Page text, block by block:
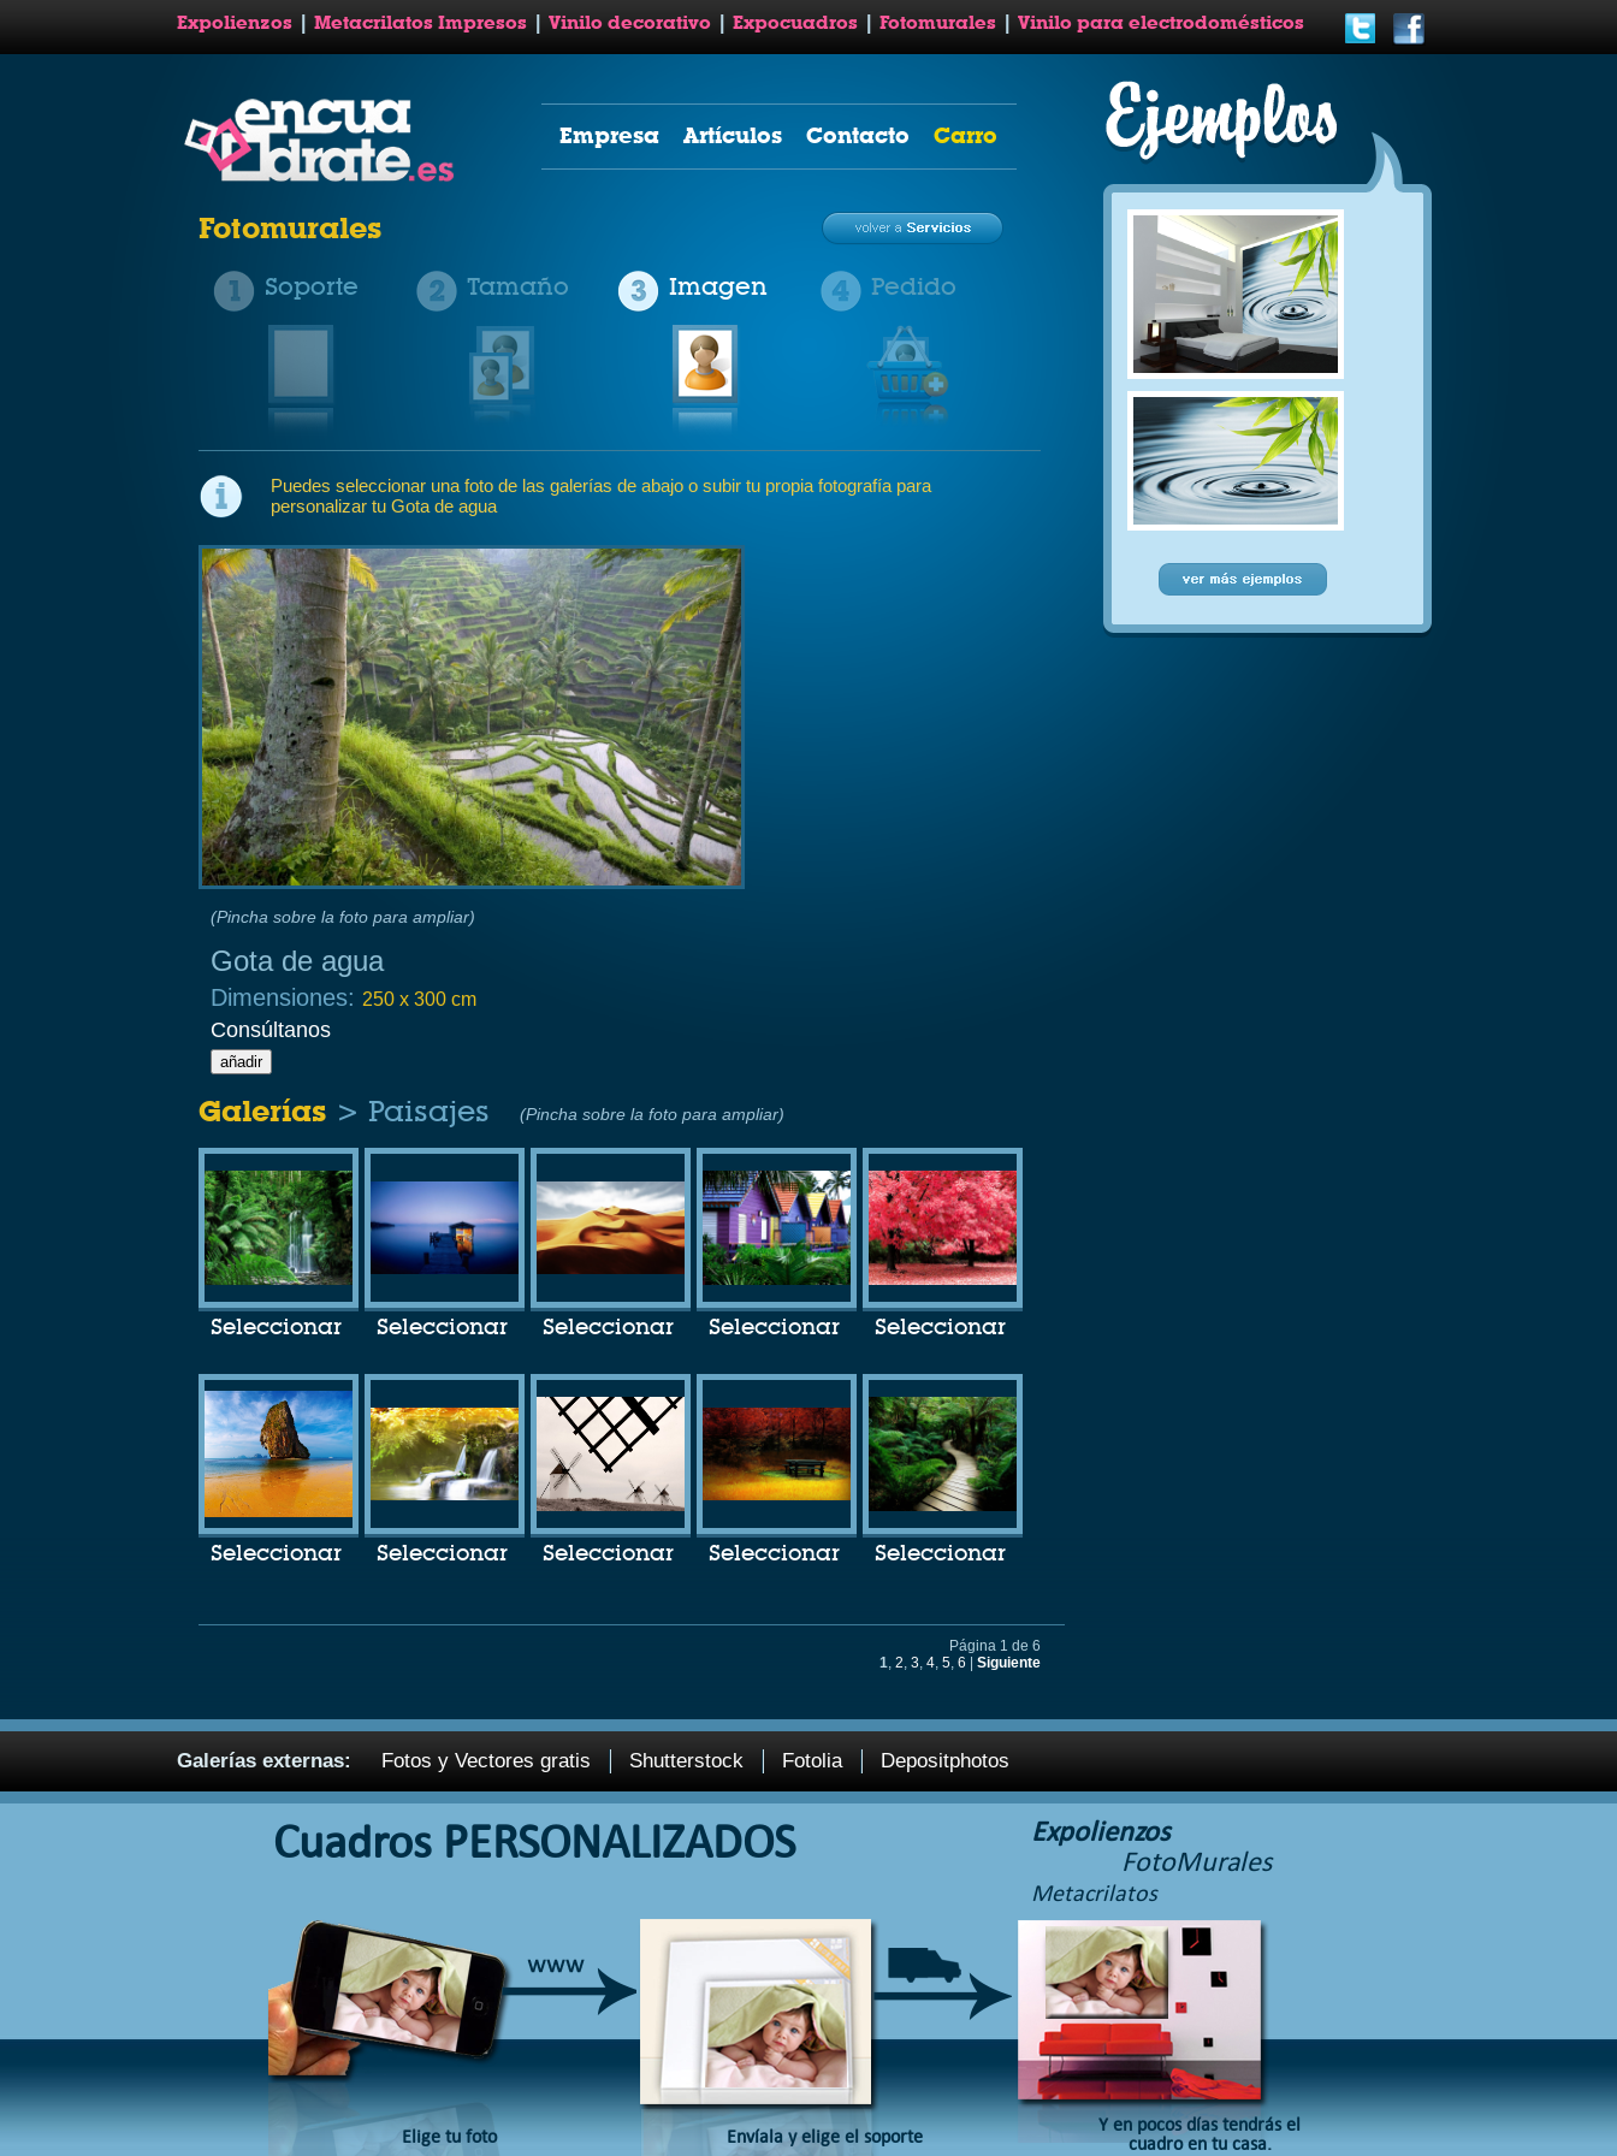
Expolienzos Metacrilatos Impresos Vinilo decorativo Expocuadros Fotomurales Vinilo para electrodomésticos
Empresa Artículos Contacto Carro
Fotomurales
Soporte Tamaño Imagen Pedido
Puedes seleccionar una foto de las galerías de abajo o subir tu propia fotografía para
personalizar tu Gota de agua
(Pincha sobre la foto para ampliar)
Gota de agua
Dimensiones: 250 x 300 cm
Consúltanos
Galerías > Paisajes (Pincha sobre la foto para ampliar)
Seleccionar Seleccionar Seleccionar Seleccionar Seleccionar
Seleccionar Seleccionar Seleccionar Seleccionar Seleccionar
Página 1 de 6
1, 2, 3, 4, 5, 6 Siguiente
Galerías externas: Fotos y Vectores gratis Shutterstock Fotolia Depositphotos
Cuadros PERSONALIZADOS
Expolienzos
FotoMurales
Metacrilatos
Elige tu foto Envíala y elige el soporte
Y en pocos días tendrás el
cuadro en tu casa.